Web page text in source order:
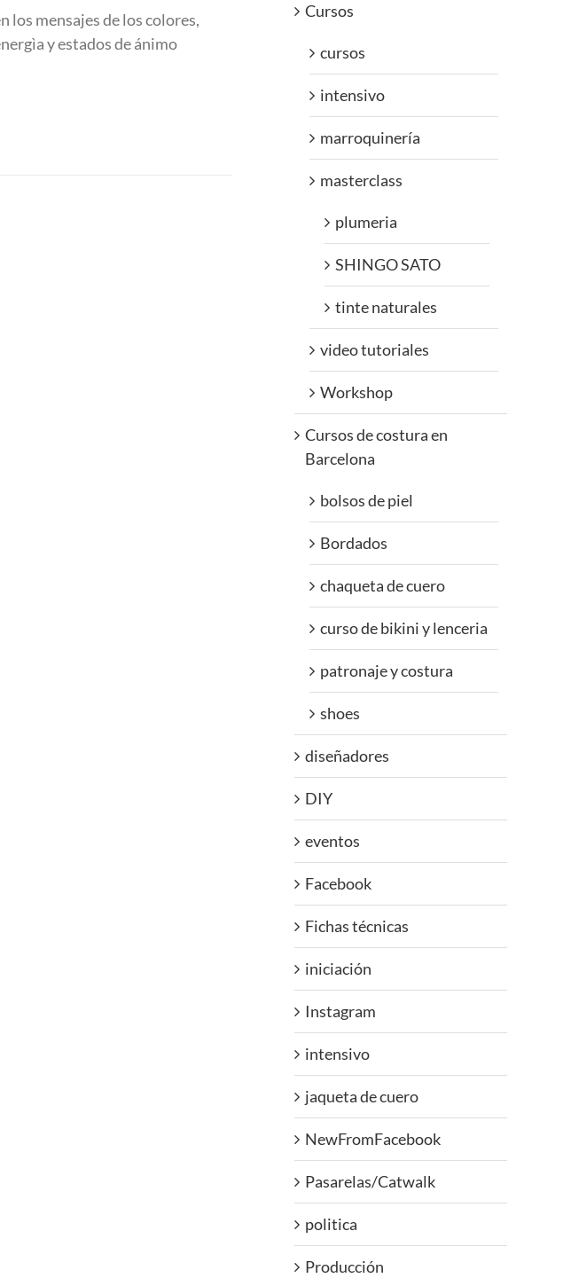
los mensajes de los colores,
y estados de ánimo
Cursos
cursos
intensivo
marroquinería
masterclass
plumeria
SHINGO SATO
tinte naturales
video tutoriales
Workshop
Cursos de costura en
Barcelona
bolsos de piel
Bordados
chaqueta de cuero
curso de bikini y lenceria
patronaje y costura
shoes
diseñadores
DIY
eventos
Facebook
Fichas técnicas
iniciación
Instagram
intensivo
jaqueta de cuero
NewFromFacebook
Pasarelas/Catwalk
politica
Producción